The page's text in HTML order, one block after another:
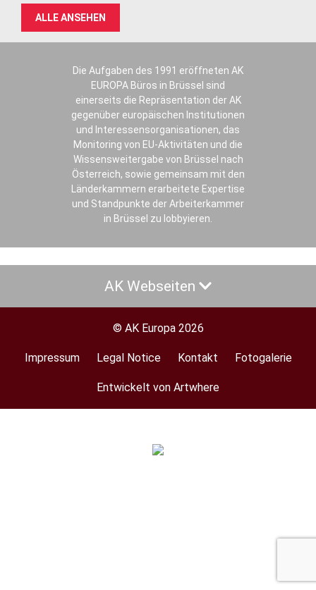
ALLE ANSEHEN
Die Aufgaben des 1991 eröffneten AK
EUROPA Büros in Brüssel sind
einerseits die Repräsentation der AK
gegenüber europäischen Institutionen
und Interessensorganisationen, das
Monitoring von EU-Aktivitäten und die
Wissensweitergabe von Brüssel nach
Österreich, sowie gemeinsam mit den
Länderkammern erarbeitete Expertise
und Standpunkte der Arbeiterkammer
in Brüssel zu lobbyieren.
AK Webseiten
© AK Europa 2026
Footer
Impressum Legal Notice Kontakt Fotogalerie
Entwickelt von Artwhere